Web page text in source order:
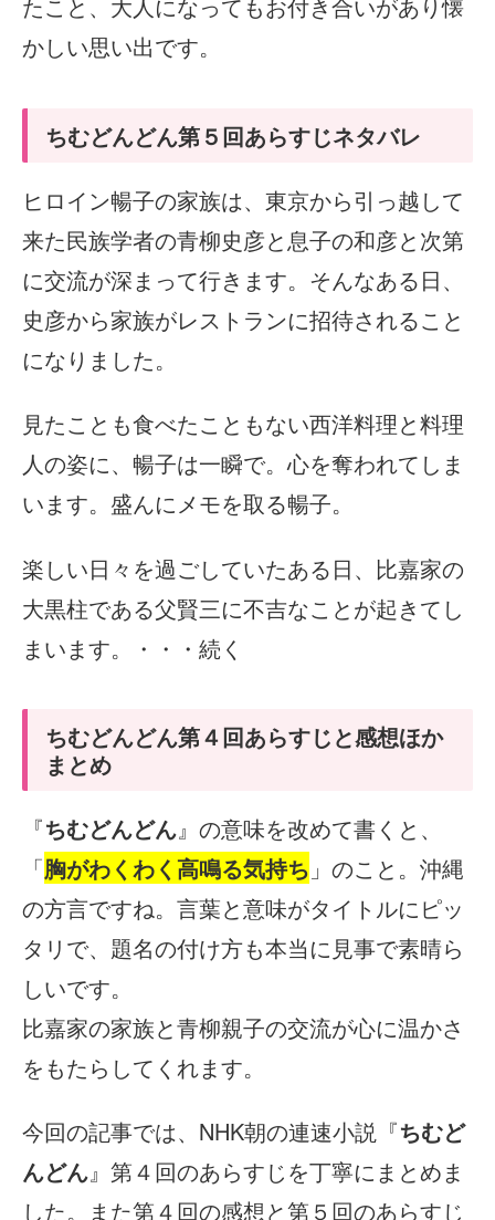
たこと、大人になってもお付き合いがあり懐
かしい思い出です。
ちむどんどん第５回あらすじネタバレ
ヒロイン暢子の家族は、東京から引っ越して
来た民族学者の青柳史彦と息子の和彦と次第
に交流が深まって行きます。そんなある日、
史彦から家族がレストランに招待されること
になりました。
見たことも食べたこともない西洋料理と料理
人の姿に、暢子は一瞬で。心を奪われてしま
います。盛んにメモを取る暢子。
楽しい日々を過ごしていたある日、比嘉家の
大黒柱である父賢三に不吉なことが起きてし
まいます。・・・続く
ちむどんどん第４回あらすじと感想ほか
まとめ
『ちむどんどん』の意味を改めて書くと、
「胸がわくわく高鳴る気持ち 」のこと。沖縄
の方言ですね。言葉と意味がタイトルにピッ
タリで、題名の付け方も本当に見事で素晴ら
しいです。
比嘉家の家族と青柳親子の交流が心に温かさ
をもたらしてくれます。
今回の記事では、NHK朝の連速小説『ちむど
んどん』第４回のあらすじを丁寧にまとめま
した。また第４回の感想と第５回のあらすじ